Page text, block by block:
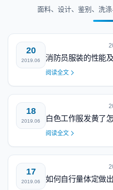
面料、设计、鉴别、洗
20
2019.06 消防员服装的性能
阅读全文
18
2019.06 白色工作服发黄了
阅读全文
17
2019.06 如何自行量体定做